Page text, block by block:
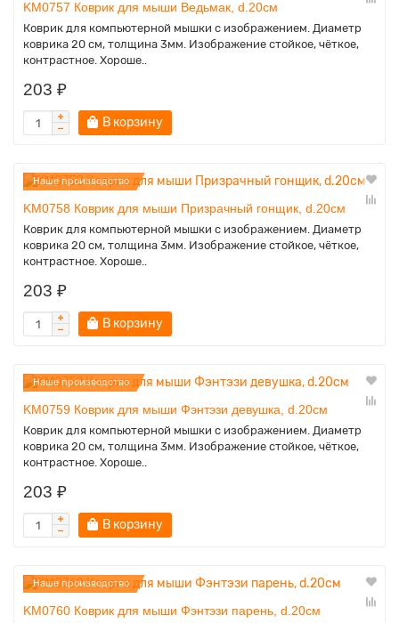
KM0757 Коврик для мыши Ведьмак, d.20см
Коврик для компьютерной мышки с изображением. Диаметр
коврика 20 см, толщина 3мм. Изображение стойкое, чёткое,
контрастное. Хороше..
203 ₽
В корзину
Наше производство
KM0758 Коврик для мыши Призрачный гонщик, d.20см
Коврик для компьютерной мышки с изображением. Диаметр
коврика 20 см, толщина 3мм. Изображение стойкое, чёткое,
контрастное. Хороше..
203 ₽
В корзину
Наше производство
KM0759 Коврик для мыши Фэнтэзи девушка, d.20см
Коврик для компьютерной мышки с изображением. Диаметр
коврика 20 см, толщина 3мм. Изображение стойкое, чёткое,
контрастное. Хороше..
203 ₽
В корзину
Наше производство
KM0760 Коврик для мыши Фэнтэзи парень, d.20см